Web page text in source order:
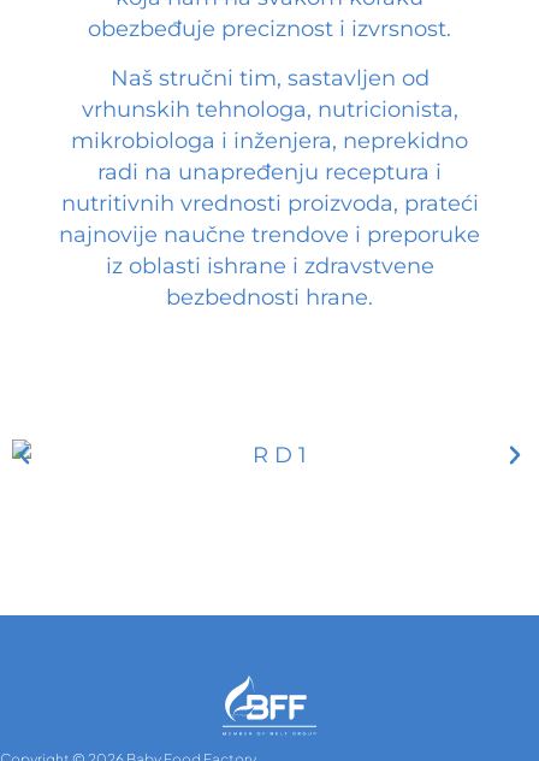
obezbeđuje preciznost i izvrsnost.
Naš stručni tim, sastavljen od
vrhunskih tehnologa, nutricionista,
mikrobiologa i inženjera, neprekidno
radi na unapređenju receptura i
nutritivnih vrednosti proizvoda, prateći
najnovije naučne trendove i preporuke
iz oblasti ishrane i zdravstvene
bezbednosti hrane.